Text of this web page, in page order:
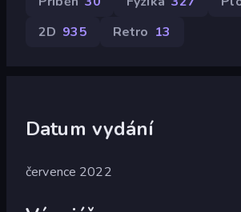
2D 935 Retro 13
Datum vydání
července 2022